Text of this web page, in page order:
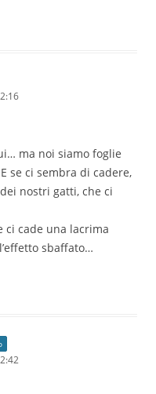
ma noi siamo foglie
se ci sembra di cadere,
nostri gatti, che ci
ci cade una lacrima
sbaffato…